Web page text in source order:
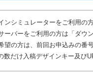
ンシミュレーターをご利用の
ーバーをご利用の方は「ダウ
望の方は、前回お申込みの番
数だけ入稿デザインキー及び